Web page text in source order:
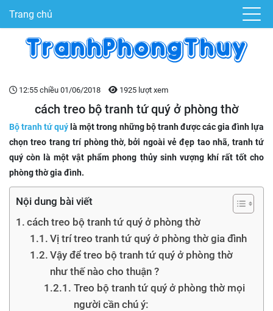
Trang chủ
12:55 chiều 01/06/2018 1925 lượt xem
cách treo bộ tranh tứ quý ở phòng thờ
Bộ tranh tứ quý là một trong những bộ tranh được các gia đình lựa
chọn treo trang trí phòng thờ, bởi ngoài vẻ đẹp tao nhã, tranh tứ
quý còn là một vật phẩm phong thủy sinh vượng khí rất tốt cho
phòng thờ gia đình.
Nội dung bài viết
cách treo bộ tranh tứ quý ở phòng thờ
Vị trí treo tranh tứ quý ở phòng thờ gia đình
Vậy để treo bộ tranh tứ quý ở phòng thờ
như thế nào cho thuận ?
Treo bộ tranh tứ quý ở phòng thờ mọi
người cần chú ý: